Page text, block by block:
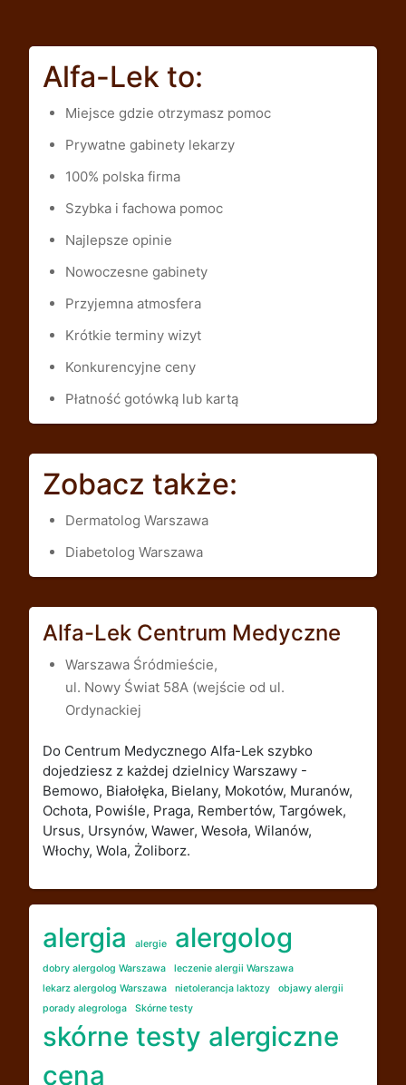
Alfa-Lek to:
Miejsce gdzie otrzymasz pomoc
Prywatne gabinety lekarzy
100% polska firma
Szybka i fachowa pomoc
Najlepsze opinie
Nowoczesne gabinety
Przyjemna atmosfera
Krótkie terminy wizyt
Konkurencyjne ceny
Płatność gotówką lub kartą
Zobacz także:
Dermatolog Warszawa
Diabetolog Warszawa
Alfa-Lek Centrum Medyczne
Warszawa Śródmieście,
ul. Nowy Świat 58A (wejście od ul.
Ordynackiej
Do Centrum Medycznego Alfa-Lek szybko
dojedziesz z każdej dzielnicy Warszawy -
Bemowo, Białołęka, Bielany, Mokotów, Muranów,
Ochota, Powiśle, Praga, Rembertów, Targówek,
Ursus, Ursynów, Wawer, Wesoła, Wilanów,
Włochy, Wola, Żoliborz.
alergia alergie alergolog
dobry alergolog Warszawa
leczenie alergii Warszawa
lekarz alergolog Warszawa
nietolerancja laktozy
objawy alergii
porady alegrologa
Skórne testy
skórne testy alergiczne
cena